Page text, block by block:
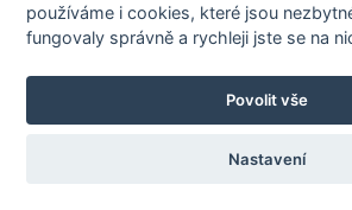
používáme i cookies, které jsou
fungovaly správně a rychleji jste se na
Povolit vše
Nastavení